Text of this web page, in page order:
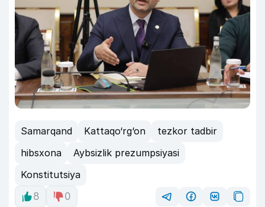
Samarqand Kattaqo‘rg‘on
tezkor tadbir
hibsxona
Aybsizlik prezumpsiyasi
Konstitutsiya
8
0